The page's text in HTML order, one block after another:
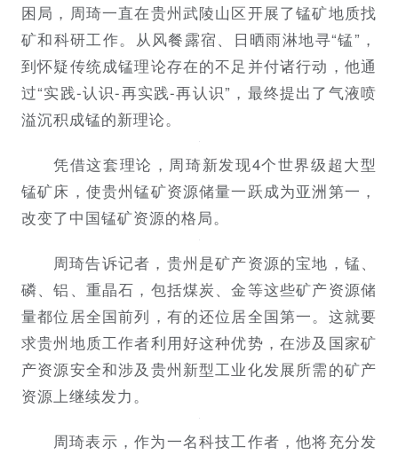
困局，周琦一直在贵州武陵山区开展了锰矿地质找
矿和科研工作。从风餐露宿、日晒雨淋地寻“锰”，
到怀疑传统成锰理论存在的不足并付诸行动，他通
过“实践-认识-再实践-再认识”，最终提出了气液喷
溢沉积成锰的新理论。
凭借这套理论，周琦新发现4个世界级超大型
锰矿床，使贵州锰矿资源储量一跃成为亚洲第一，
改变了中国锰矿资源的格局。
周琦告诉记者，贵州是矿产资源的宝地，锰、
磷、铝、重晶石，包括煤炭、金等这些矿产资源储
量都位居全国前列，有的还位居全国第一。这就要
求贵州地质工作者利用好这种优势，在涉及国家矿
产资源安全和涉及贵州新型工业化发展所需的矿产
资源上继续发力。
周琦表示，作为一名科技工作者，他将充分发